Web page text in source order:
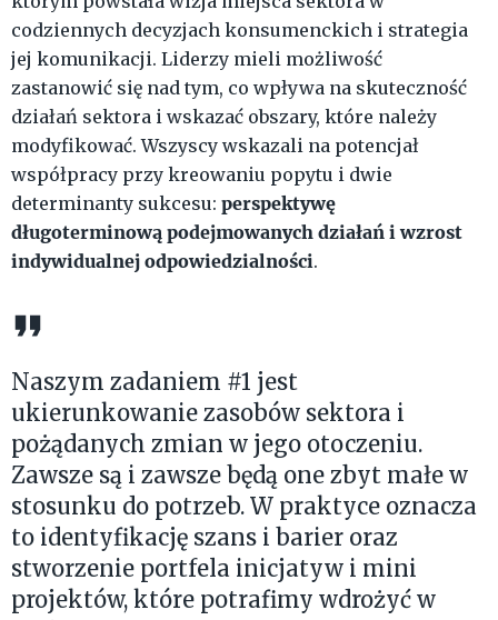
codziennych decyzjach konsumenckich i strategia
jej komunikacji. Liderzy mieli możliwość
zastanowić się nad tym, co wpływa na skuteczność
działań sektora i wskazać obszary, które należy
modyfikować. Wszyscy wskazali na potencjał
współpracy przy kreowaniu popytu i dwie
determinanty sukcesu: perspektywę
długoterminową podejmowanych działań i wzrost
indywidualnej odpowiedzialności.
Naszym zadaniem #1 jest
ukierunkowanie zasobów sektora i
pożądanych zmian w jego otoczeniu.
Zawsze są i zawsze będą one zbyt małe w
stosunku do potrzeb. W praktyce oznacza
to identyfikację szans i barier oraz
stworzenie portfela inicjatyw i mini
projektów, które potrafimy wdrożyć w